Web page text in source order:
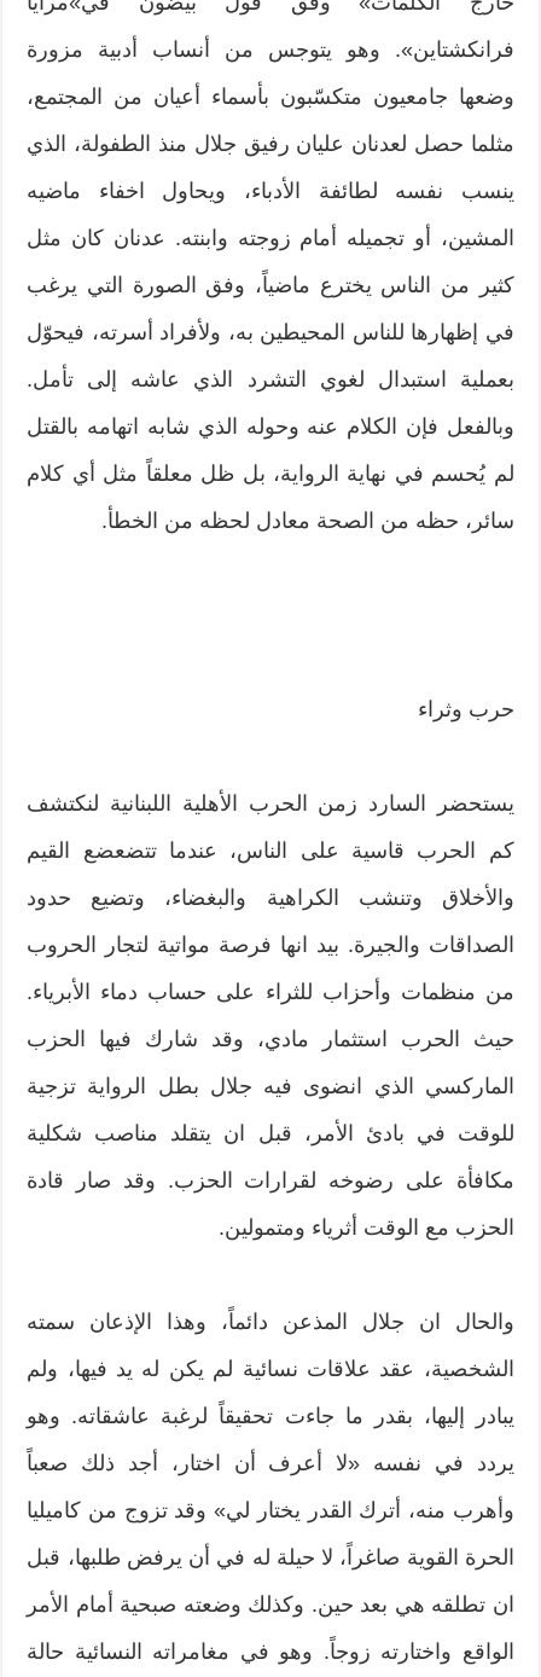
فرانكشتاين». وهو يتوجس من أنساب أدبية مزورة
وضعها جامعيون متكسّبون بأسماء أعيان من المجتمع،
مثلما حصل لعدنان عليان رفيق جلال منذ الطفولة، الذي
ينسب نفسه لطائفة الأدباء، ويحاول اخفاء ماضيه
المشين، أو تجميله أمام زوجته وابنته. عدنان كان مثل
كثير من الناس يخترع ماضياً، وفق الصورة التي يرغب
في إظهارها للناس المحيطين به، ولأفراد أسرته، فيحوّل
بعملية استبدال لغوي التشرد الذي عاشه إلى تأمل.
وبالفعل فإن الكلام عنه وحوله الذي شابه اتهامه بالقتل
لم يُحسم في نهاية الرواية، بل ظل معلقاً مثل أي كلام
سائر، حظه من الصحة معادل لحظه من الخطأ.
حرب وثراء
يستحضر السارد زمن الحرب الأهلية اللبنانية لنكتشف
كم الحرب قاسية على الناس، عندما تتضعضع القيم
والأخلاق وتنشب الكراهية والبغضاء، وتضيع حدود
الصداقات والجيرة. بيد انها فرصة مواتية لتجار الحروب
من منظمات وأحزاب للثراء على حساب دماء الأبرياء.
حيث الحرب استثمار مادي، وقد شارك فيها الحزب
الماركسي الذي انضوى فيه جلال بطل الرواية تزجية
للوقت في بادئ الأمر، قبل ان يتقلد مناصب شكلية
مكافأة على رضوخه لقرارات الحزب. وقد صار قادة
الحزب مع الوقت أثرياء ومتمولين.
والحال ان جلال المذعن دائماً، وهذا الإذعان سمته
الشخصية، عقد علاقات نسائية لم يكن له يد فيها، ولم
يبادر إليها، بقدر ما جاءت تحقيقاً لرغبة عاشقاته. وهو
يردد في نفسه «لا أعرف أن اختار، أجد ذلك صعباً
وأهرب منه، أترك القدر يختار لي» وقد تزوج من كاميليا
الحرة القوية صاغراً، لا حيلة له في أن يرفض طلبها، قبل
ان تطلقه هي بعد حين. وكذلك وضعته صبحية أمام الأمر
الواقع واختارته زوجاً. وهو في مغامراته النسائية حالة